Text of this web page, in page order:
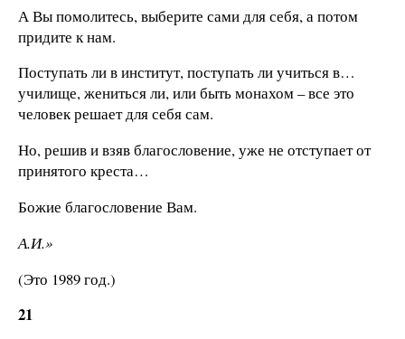
А Вы помолитесь, выберите сами для себя, а потом
придите к нам.
Поступать ли в институт, поступать ли учиться в…
училище, жениться ли, или быть монахом – все это
человек решает для себя сам.
Но, решив и взяв благословение, уже не отступает от
принятого креста…
Божие благословение Вам.
А.И.»
(Это 1989 год.)
21